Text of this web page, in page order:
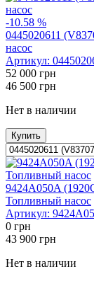
-10.58 %
0445020611
насос
Артикул:
52 000 грн
46 500 грн
Нет в наличии
Купить
9424A050A
Топливный насос
Артикул:
0 грн
43 900 грн
Нет в наличии